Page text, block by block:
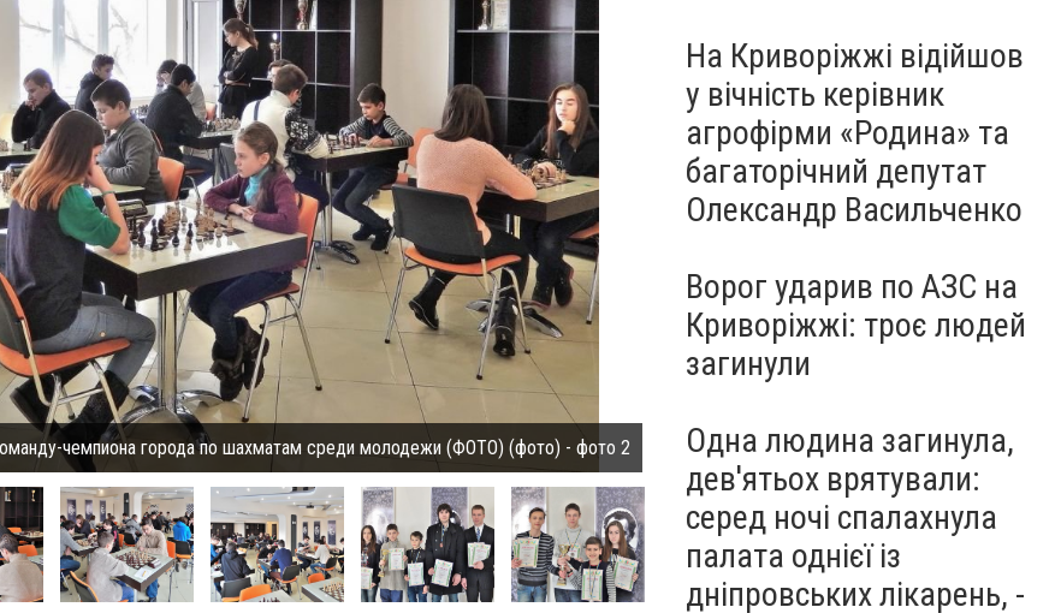
чемпиона города по шахматам среди молодежи (ФОТО) (фото) - фото 2 В Кривом Роге определили команду-чемпиона
На Криворіжжі відійшов
у вічність керівник
агрофірми «Родина» та
багаторічний депутат
Олександр Васильченко
Ворог ударив по АЗС на
Криворіжжі: троє людей
загинули
Одна людина загинула,
дев'ятьох врятували:
серед ночі спалахнула
палата однієї із
дніпровських лікарень, -